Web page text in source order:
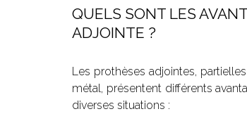
QUELS SONT LES
ADJOINTE ?
Les prothèses adjointes,
métal, présentent différents
diverses situations :